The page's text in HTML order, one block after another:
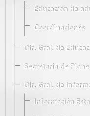
Educación de
Coordinaciones
Dir. Gral. de
Secretaría de
Dir. Gral. de
Información